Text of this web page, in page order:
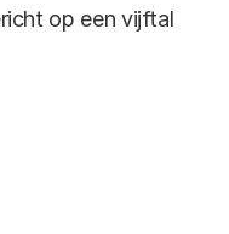
op een vijftal